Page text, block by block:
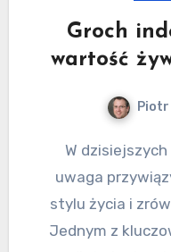
Groch
wartość
Piotr
W dzisiejszych czasach coraz większa
uwaga
stylu życia i
Jednym z